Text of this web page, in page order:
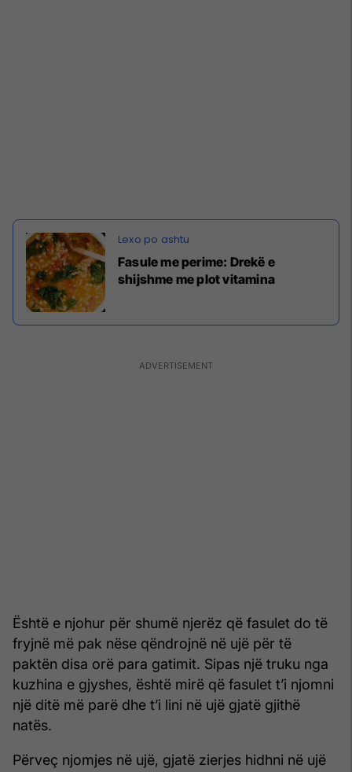
Fasule me perime: Drekë e
shijshme me plot vitamina
Është e njohur për shumë njerëz që fasulet do të
fryjnë më pak nëse qëndrojnë në ujë për të
paktën disa orë para gatimit. Sipas një truku nga
kuzhina e gjyshes, është mirë që fasulet t’i njomni
një ditë më parë dhe t’i lini në ujë gjatë gjithë
natës.
Përveç njomjes në ujë, gjatë zierjes hidhni në ujë